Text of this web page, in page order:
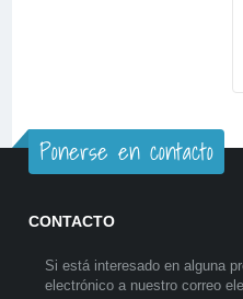
Ponerse en contacto
CONTACTO
Si está interesado en alguna
electrónico a nuestro correo